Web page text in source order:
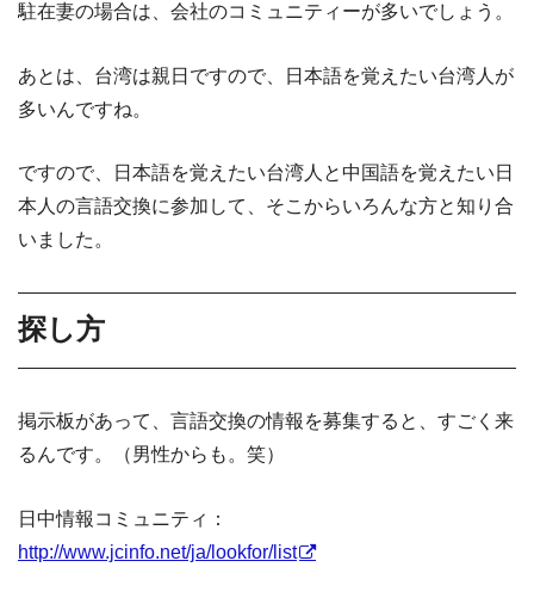
駐在妻の場合は、会社のコミュニティーが多いでしょう。
あとは、台湾は親日ですので、日本語を覚えたい台湾人が
多いんですね。
ですので、日本語を覚えたい台湾人と中国語を覚えたい日
本人の言語交換に参加して、そこからいろんな方と知り合
いました。
探し方
掲示板があって、言語交換の情報を募集すると、すごく来
るんです。（男性からも。笑）
日中情報コミュニティ：
http://www.jcinfo.net/ja/lookfor/list